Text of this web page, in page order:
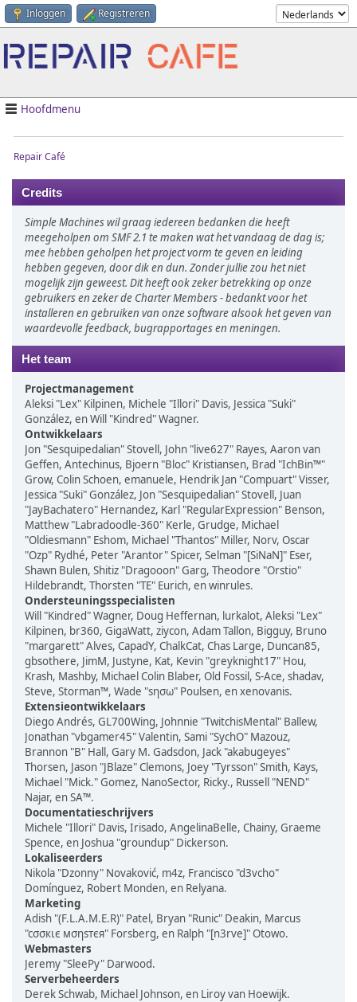
Inloggen Registreren
Hoofdmenu
Repair Café
Credits
Simple Machines wil graag iedereen bedanken die heeft
meegeholpen om SMF 2.1 te maken wat het vandaag de dag is;
mee hebben geholpen het project vorm te geven en leiding
hebben gegeven, door dik en dun. Zonder jullie zou het niet
mogelijk zijn geweest. Dit heeft ook zeker betrekking op onze
gebruikers en zeker de Charter Members - bedankt voor het
installeren en gebruiken van onze software alsook het geven van
waardevolle feedback, bugrapportages en meningen.
Het team
Projectmanagement
Aleksi "Lex" Kilpinen, Michele "Illori" Davis, Jessica "Suki"
González, en Will "Kindred" Wagner.
Ontwikkelaars
Jon "Sesquipedalian" Stovell, John "live627" Rayes, Aaron van
Geffen, Antechinus, Bjoern "Bloc" Kristiansen, Brad "IchBin™"
Grow, Colin Schoen, emanuele, Hendrik Jan "Compuart" Visser,
Jessica "Suki" González, Jon "Sesquipedalian" Stovell, Juan
"JayBachatero" Hernandez, Karl "RegularExpression" Benson,
Matthew "Labradoodle-360" Kerle, Grudge, Michael
"Oldiesmann" Eshom, Michael "Thantos" Miller, Norv, Oscar
"Ozp" Rydhé, Peter "Arantor" Spicer, Selman "[SiNaN]" Eser,
Shawn Bulen, Shitiz "Dragooon" Garg, Theodore "Orstio"
Hildebrandt, Thorsten "TE" Eurich, en winrules.
Ondersteuningsspecialisten
Will "Kindred" Wagner, Doug Heffernan, lurkalot, Aleksi "Lex"
Kilpinen, br360, GigaWatt, ziycon, Adam Tallon, Bigguy, Bruno
"margarett" Alves, CapadY, ChalkCat, Chas Large, Duncan85,
gbsothere, JimM, Justyne, Kat, Kevin "greyknight17" Hou,
Krash, Mashby, Michael Colin Blaber, Old Fossil, S-Ace, shadav,
Steve, Storman™, Wade "sησω" Poulsen, en xenovanis.
Extensieontwikkelaars
Diego Andrés, GL700Wing, Johnnie "TwitchisMental" Ballew,
Jonathan "vbgamer45" Valentin, Sami "SychO" Mazouz,
Brannon "B" Hall, Gary M. Gadsdon, Jack "akabugeyes"
Thorsen, Jason "JBlaze" Clemons, Joey "Tyrsson" Smith, Kays,
Michael "Mick." Gomez, NanoSector, Ricky., Russell "NEND"
Najar, en SA™.
Documentatieschrijvers
Michele "Illori" Davis, Irisado, AngelinaBelle, Chainy, Graeme
Spence, en Joshua "groundup" Dickerson.
Lokaliseerders
Nikola "Dzonny" Novaković, m4z, Francisco "d3vcho"
Domínguez, Robert Monden, en Relyana.
Marketing
Adish "(F.L.A.M.E.R)" Patel, Bryan "Runic" Deakin, Marcus
"cσσкιє мσηѕтєя" Forsberg, en Ralph "[n3rve]" Otowo.
Webmasters
Jeremy "SleePy" Darwood.
Serverbeheerders
Derek Schwab, Michael Johnson, en Liroy van Hoewijk.